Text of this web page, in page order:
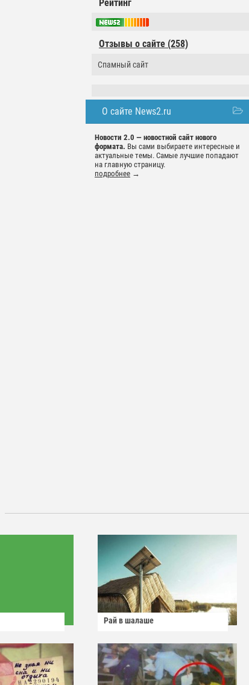
Рейтинг
Отзывы о сайте (258)
Спамный сайт
О сайте News2.ru
Новости 2.0 — новостной сайт нового
формата. Вы сами выбираете интересные и
актуальные темы. Самые лучшие попадают
на главную страницу.
подробнее →
Рай в шалаше